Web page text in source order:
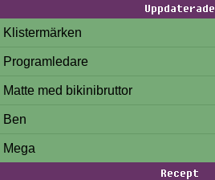
Uppdaterade
Klistermärken
Programledare
Matte med bikinibruttor
Ben
Mega
Recept